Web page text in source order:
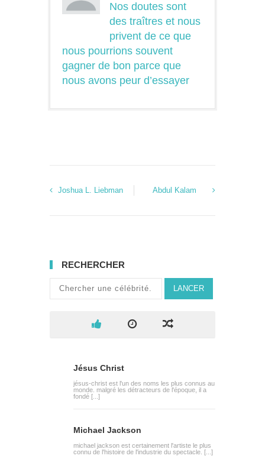
Nos doutes sont
des traîtres et nous
privent de ce que
nous pourrions souvent
gagner de bon parce que
nous avons peur d’essayer
Joshua L. Liebman Abdul Kalam
RECHERCHER
LANCER
Jésus Christ
jésus-christ est l'un des noms les plus connus au
monde. malgré les détracteurs de l'époque, il a
fondé [...]
Michael Jackson
michael jackson est certainement l'artiste le plus
connu de l'histoire de l'industrie du spectacle. [...]